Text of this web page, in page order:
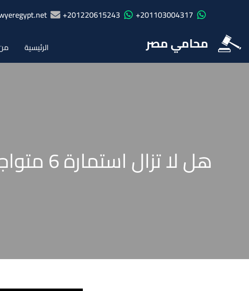
201103004317+
201220615243+
محامي مصر الرئيسية
هل لا تزال استمارة 6 متواجدة فى قانون العمل الجديد رقم 14 لسنة 2025؟